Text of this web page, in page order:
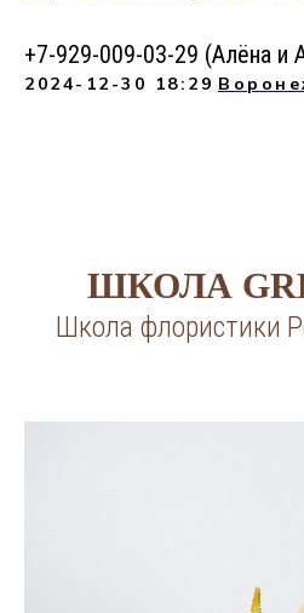
+7-929-009-03-29 (Алёна и
2024-12-30 18:29
ШКОЛА
Школа флористики